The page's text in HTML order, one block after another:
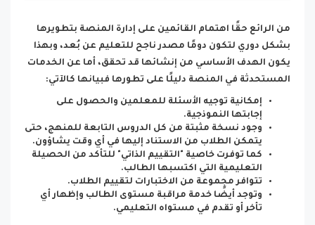
من الرائع حقًا اهتمام القائمين على إدارة المنصة بتطويرها
بشكل دوري لتكون دومًا مصدر ناجح للتعليم عن بُعد، وبهذا
يكون الهدف الأساسي من إنشائها قد تحقق، أما عن الخدمات
المستحدثة في المنصة دليلًا على تطورها فبيانها كالآتي:
إمكانية توجيه الأسئلة للمعلمين والحصول على
إجابتها النموذجية.
وجود نسخة مثبتة من كل الدروس التابعة للمنهج، حتى
يتمكن الطلاب من الاستناد إليها في أي وقت يشاؤون.
كما توفرت خاصية "التقييم الذاتي" للتأكد من الحصيلة
التعليمية التي اكتسبها الطالب.
تتوافر مجموعة من الاختبارات لتقييم الطلاب.
وتوجد أيضًا خدمة مراقبة مستوى الطالب وإظهار أي
تأخر أو تقدم في مستواه التعليمي.